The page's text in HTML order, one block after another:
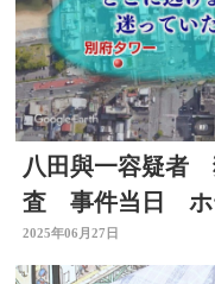
八田與一容疑者
査 事件当日 ホ
が 別府ひき逃げ
2025年06月27日